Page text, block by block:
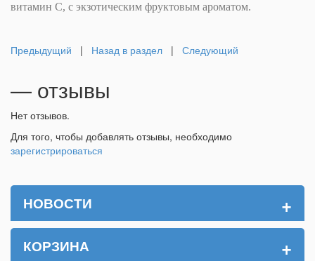
витамин C, с экзотическим фруктовым ароматом.
Предыдущий | Назад в раздел | Следующий
— отзывы
Нет отзывов.
Для того, чтобы добавлять отзывы, необходимо
зарегистрироваться
НОВОСТИ +
КОРЗИНА +